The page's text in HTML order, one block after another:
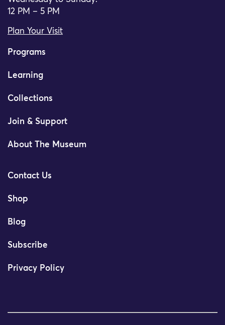
12 PM – 5 PM
Plan Your Visit
Programs
Learning
Collections
Join & Support
About The Museum
Contact Us
Shop
Blog
Subscribe
Privacy Policy